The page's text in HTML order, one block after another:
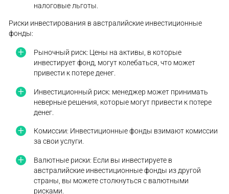
налоговые льготы.
Риски инвестирования в австралийские инвестиционные
фонды:
Рыночный риск: Цены на активы, в которые
инвестирует фонд, могут колебаться, что может
привести к потере денег.
Инвестиционный риск: менеджер может принимать
неверные решения, которые могут привести к потере
денег.
Комиссии: Инвестиционные фонды взимают комиссии
за свои услуги.
Валютные риски: Если вы инвестируете в
австралийские инвестиционные фонды из другой
страны, вы можете столкнуться с валютными
рисками.